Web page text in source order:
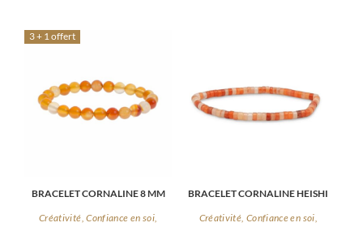
3 + 1 offert
BRACELET CORNALINE 8 MM
Créativité, Confiance en soi,
BRACELET CORNALINE HEISHI
Créativité, Confiance en soi,